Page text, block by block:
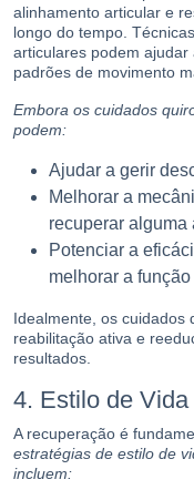
alinhamento articular e
longo do tempo.
articulares podem
padrões de movimento
Embora os cuidados
podem:
Ajudar a gerir
Melhorar a
recuperar
Potenciar a
melhorar a
Idealmente, os cuidados
reabilitação ativa e
resultados.
4. Estilo de
A recuperação é
estratégias de estilo de
incluem: